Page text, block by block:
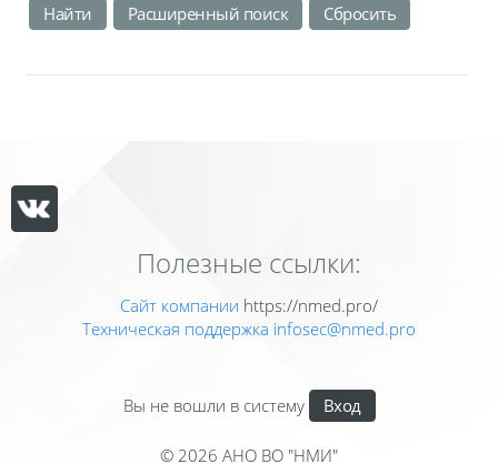
Расширенный поиск
Полезные ссылки:
Сайт компании https://nmed.pro/
Техническая поддержка infosec@nmed.pro
Вы не вошли в систему Вход
© 2026 АНО ВО "НМИ"